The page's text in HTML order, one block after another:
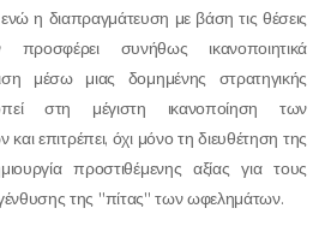
η διαπραγμάτευση με βάση τις θέσεις
συνήθως ικανοποιητικά
μέσω μιας δομημένης στρατηγικής
στη μέγιστη ικανοποίηση των
επιτρέπει, όχι μόνο τη διευθέτηση της
προστιθέμενης αξίας για τους
της "πίτας" των ωφελημάτων.